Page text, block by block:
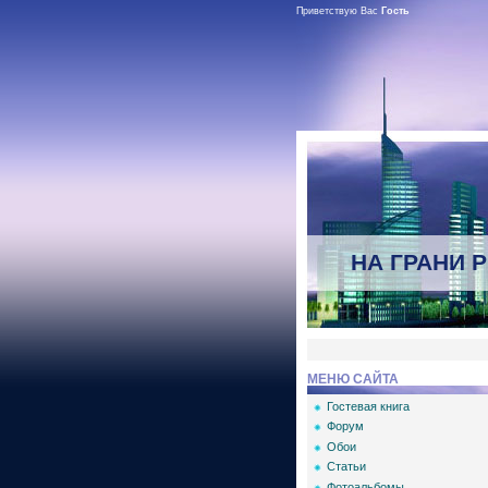
Приветствую Вас Гость
НА ГРАНИ
МЕНЮ САЙТА
Гостевая книга
Форум
Обои
Статьи